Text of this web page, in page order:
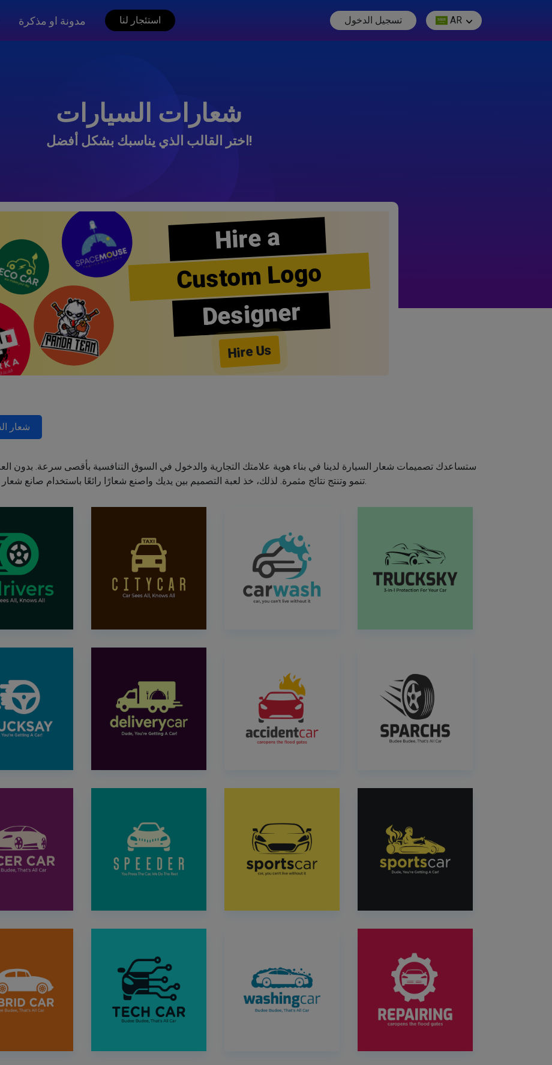
مدونة او مذكرة استئجار لنا تسجيل الدخول AR
شعارات السيارات
اختر القالب الذي يناسبك بشكل أفضل!
Hire a
Custom Logo
Designer
Hire Us
شعار
ستساعدك تصميمات شعار السيارة لدينا في بناء هوية علامتك التجارية والدخول في السوق التنافسية بأقصى سرعة. بدون
تنمو وتنتج نتائج مثمرة. لذلك، خذ لعبة التصميم بين يديك واصنع شعارًا رائعًا باستخدام صانع شعار السيارة الخاص بنا.